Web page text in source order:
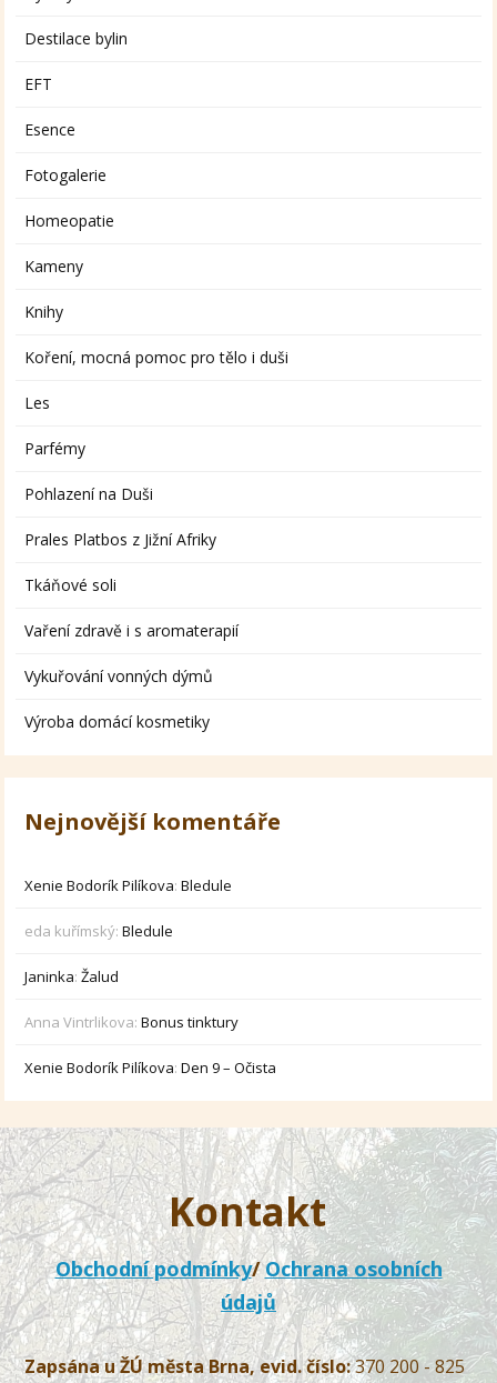
Destilace bylin
EFT
Esence
Fotogalerie
Homeopatie
Kameny
Knihy
Koření, mocná pomoc pro tělo i duši
Les
Parfémy
Pohlazení na Duši
Prales Platbos z Jižní Afriky
Tkáňové soli
Vaření zdravě i s aromaterapií
Vykuřování vonných dýmů
Výroba domácí kosmetiky
Nejnovější komentáře
Xenie Bodorík Pilíkova:Bledule
eda kuřímský:Bledule
Janinka:Žalud
Anna Vintrlikova:Bonus tinktury
Xenie Bodorík Pilíkova:Den 9 – Očista
Kontakt
Obchodní podmínky/Ochrana osobních
údajů
Zapsána u ŽÚ města Brna, evid. číslo:370 200 - 825